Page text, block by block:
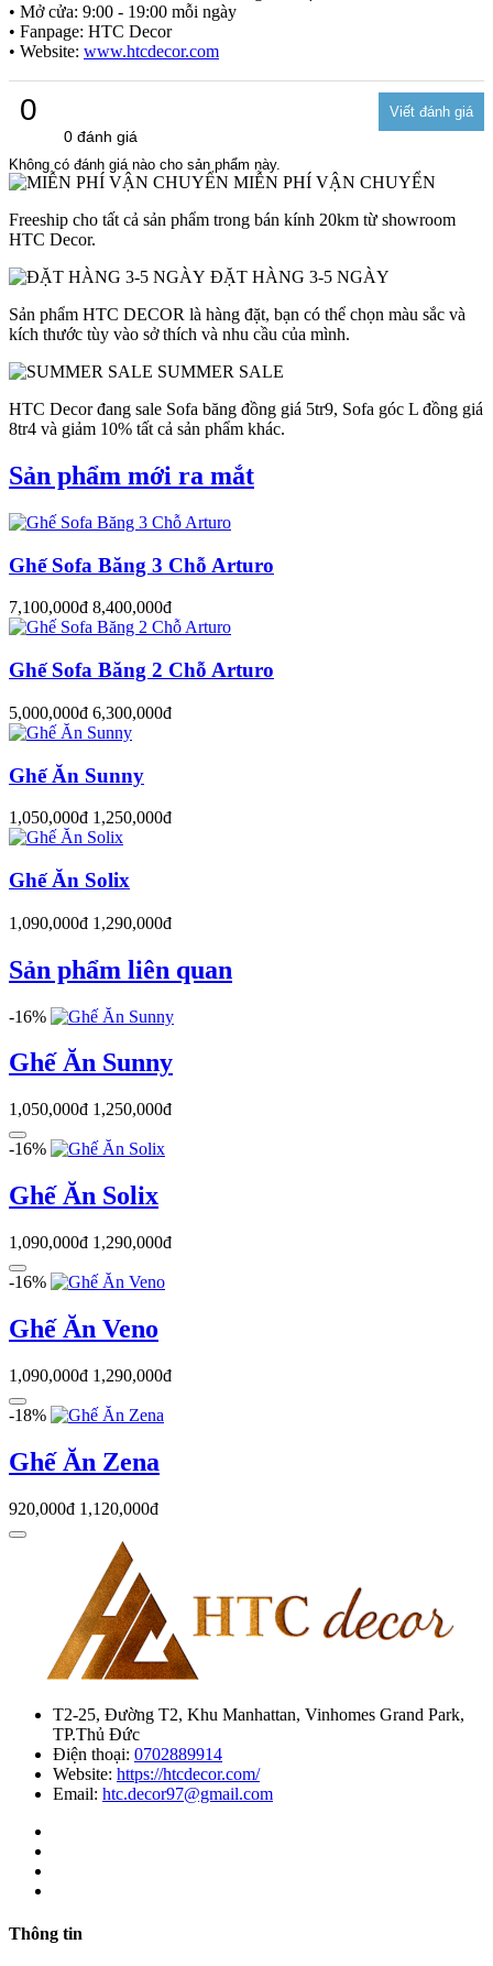
• Mở cửa: 9:00 - 19:00 mỗi ngày
• Fanpage: HTC Decor
• Website: www.htcdecor.com
0
0 đánh giá
Không có đánh giá nào cho sản phẩm này.
MIỄN PHÍ VẬN CHUYỂN
Freeship cho tất cả sản phẩm trong bán kính 20km từ showroom
HTC Decor.
ĐẶT HÀNG 3-5 NGÀY
Sản phẩm HTC DECOR là hàng đặt, bạn có thể chọn màu sắc và
kích thước tùy vào sở thích và nhu cầu của mình.
SUMMER SALE
HTC Decor đang sale Sofa băng đồng giá 5tr9, Sofa góc L đồng giá
8tr4 và giảm 10% tất cả sản phẩm khác.
Sản phẩm mới ra mắt
Ghế Sofa Băng 3 Chỗ Arturo
7,100,000đ 8,400,000đ
Ghế Sofa Băng 2 Chỗ Arturo
5,000,000đ 6,300,000đ
Ghế Ăn Sunny
1,050,000đ 1,250,000đ
Ghế Ăn Solix
1,090,000đ 1,290,000đ
Sản phẩm liên quan
-16%
Ghế Ăn Sunny
1,050,000đ 1,250,000đ
-16%
Ghế Ăn Solix
1,090,000đ 1,290,000đ
-16%
Ghế Ăn Veno
1,090,000đ 1,290,000đ
-18%
Ghế Ăn Zena
920,000đ 1,120,000đ
T2-25, Đường T2, Khu Manhattan, Vinhomes Grand Park,
TP.Thủ Đức
Điện thoại: 0702889914
Website: https://htcdecor.com/
Email: htc.decor97@gmail.com
Thông tin